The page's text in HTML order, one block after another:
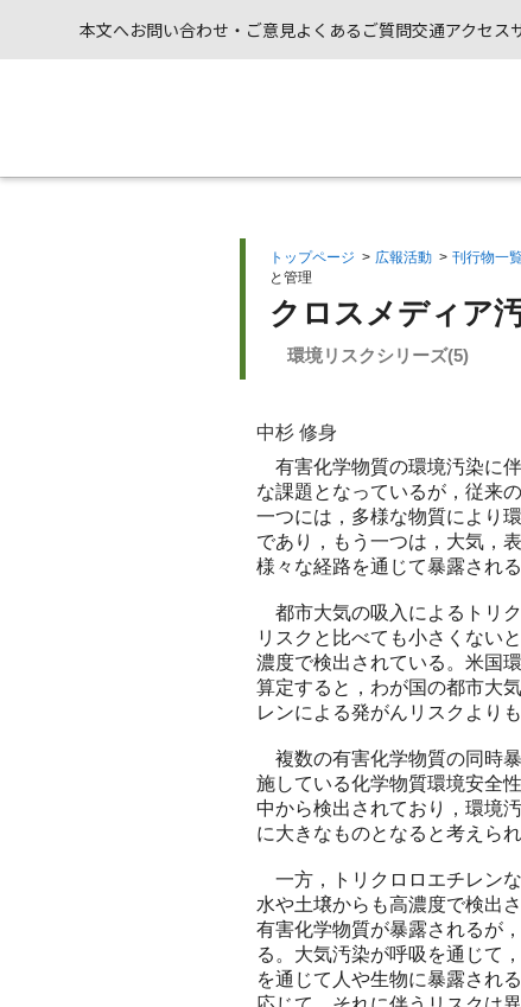
本文へお問い合わせ・ご意見よくあるご質問交通アクセス
トップページ > 広報活動 > 刊行物一
と管理
クロスメディア
環境リスクシリーズ(5)
中杉 修身
有害化学物質の環境汚染に
な課題となっているが，従来
一つには，多様な物質により
であり，もう一つは，大気，
様々な経路を通じて暴露される
都市大気の吸入によるトリ
リスクと比べても小さくない
濃度で検出されている。米国
算定すると，わが国の都市大
レンによる発がんリスクより
複数の有害化学物質の同時
施している化学物質環境安全
中から検出されており，環境
に大きなものとなると考えられ
一方，トリクロロエチレン
水や土壌からも高濃度で検出
有害化学物質が暴露されるが
る。大気汚染が呼吸を通じて
を通じて人や生物に暴露され